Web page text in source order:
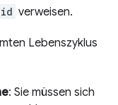
id verweisen.
Lebenszyklus
: Sie müssen sich